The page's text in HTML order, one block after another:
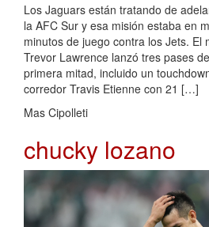
Los Jaguars están tratando de
la AFC Sur y esa misión estaba en
minutos de juego contra los Jets. El
Trevor Lawrence lanzó tres pases
primera mitad, incluido un
corredor Travis Etienne con 21 […]
Mas Cipolleti
chucky lozano